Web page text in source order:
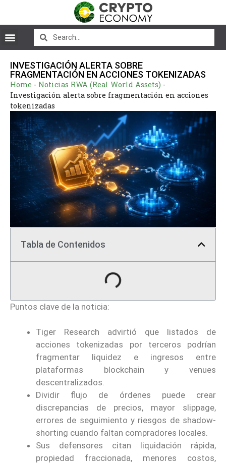
INVESTIGACIÓN ALERTA SOBRE
FRAGMENTACIÓN EN ACCIONES TOKENIZADAS
Home - Noticias RWA (Real World Assets) -
Investigación alerta sobre fragmentación en acciones
tokenizadas
Tabla de Contenidos
Puntos clave de la noticia:
Tiger Research advirtió que listados de
acciones tokenizadas por terceros podrían
fragmentar liquidez e ingresos entre
plataformas blockchain y venues
descentralizados.
Dividir flujo de órdenes puede crear
discrepancias de precios, mayor slippage,
errores de seguimiento y riesgos de shadow-
shorting cuando faltan compradores locales.
Sus defensores citan liquidación rápida,
propiedad fraccionada, menores costos,